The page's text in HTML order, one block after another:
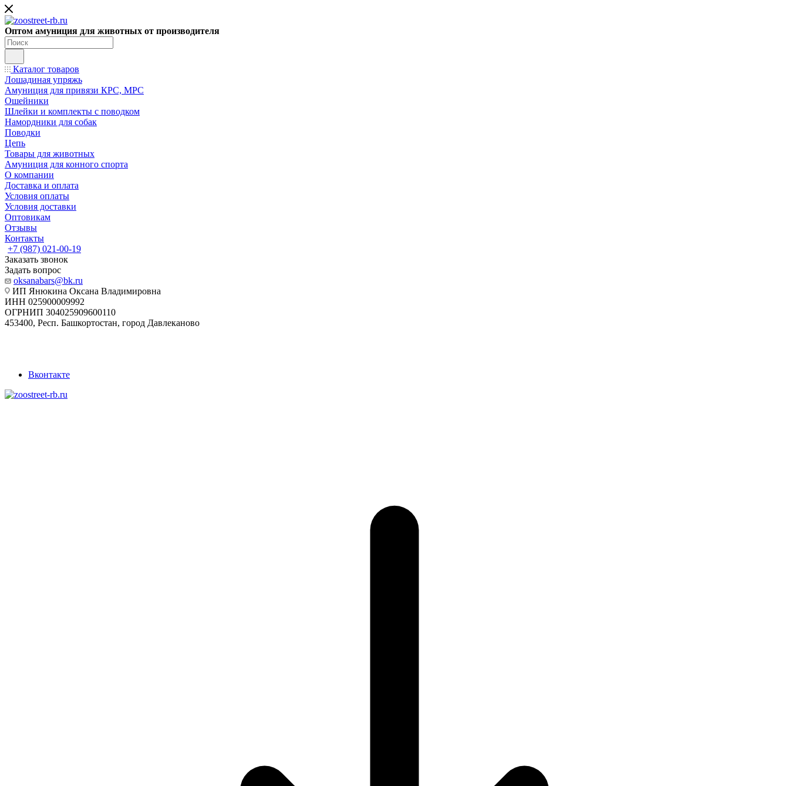
Оптом амуниция для животных от производителя
Каталог товаров
Лошадиная упряжь
Амуниция для привязи КРС, МРС
Ошейники
Шлейки и комплекты с поводком
Намордники для собак
Поводки
Цепь
Товары для животных
Амуниция для конного спорта
О компании
Доставка и оплата
Условия оплаты
Условия доставки
Оптовикам
Отзывы
Контакты
+7 (987) 021-00-19
Заказать звонок
Задать вопрос
oksanabars@bk.ru
ИП Янюкина Оксана Владимировна
ИНН 025900009992
ОГРНИП 304025909600110
453400, Респ. Башкортостан, город Давлеканово
Вконтакте